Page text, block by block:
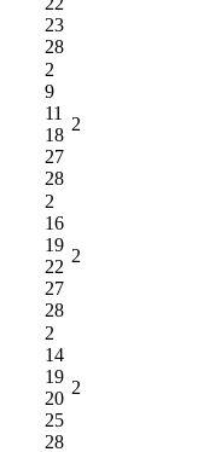
23
28
2
9
11
18
27
28
2
2
16
19
22
27
28
2
2
14
19
20
25
28
2